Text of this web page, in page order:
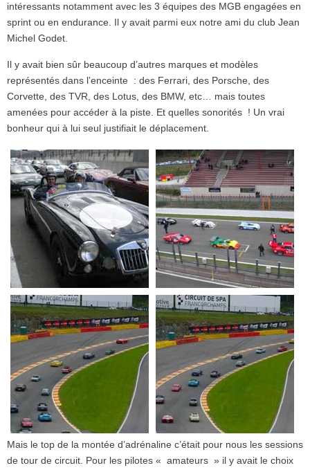
intéressants notamment avec les 3 équipes des MGB engagées en
sprint ou en endurance. Il y avait parmi eux notre ami du club Jean
Michel Godet.
Il y avait bien sûr beaucoup d’autres marques et modèles
représentés dans l’enceinte : des Ferrari, des Porsche, des
Corvette, des TVR, des Lotus, des BMW, etc… mais toutes
amenées pour accéder à la piste. Et quelles sonorités ! Un vrai
bonheur qui à lui seul justifiait le déplacement.
Mais le top de la montée d’adrénaline c’était pour nous les sessions
de tour de circuit. Pour les pilotes « amateurs » il y avait le choix